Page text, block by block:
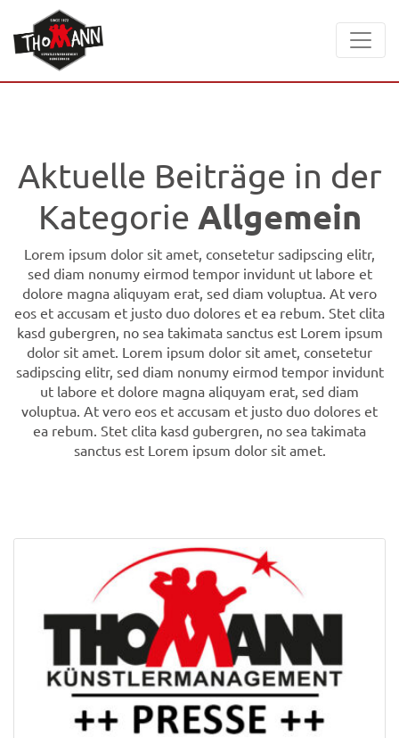
Aktuelle Beiträge in der
Kategorie Allgemein
Lorem ipsum dolor sit amet, consetetur sadipscing elitr,
sed diam nonumy eirmod tempor invidunt ut labore et
dolore magna aliquyam erat, sed diam voluptua. At vero
eos et accusam et justo duo dolores et ea rebum. Stet clita
kasd gubergren, no sea takimata sanctus est Lorem ipsum
dolor sit amet. Lorem ipsum dolor sit amet, consetetur
sadipscing elitr, sed diam nonumy eirmod tempor invidunt
ut labore et dolore magna aliquyam erat, sed diam
voluptua. At vero eos et accusam et justo duo dolores et
ea rebum. Stet clita kasd gubergren, no sea takimata
sanctus est Lorem ipsum dolor sit amet.